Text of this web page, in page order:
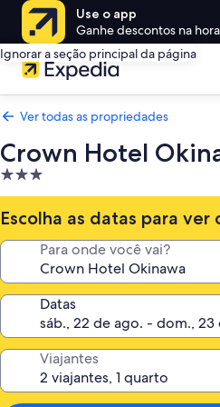
Use o app
Ganhe descontos na
Ignorar a seção principal da página
Ver todas as propriedades
Crown Hotel
Propriedade
3.0
estrelas
Escolha as datas para ver
Para onde você vai?
Datas
Viajantes